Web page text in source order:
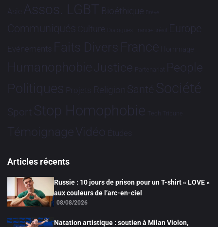
Asie Assos. LGBT Bioéthique Brève
Communiqués Culture Dialogues France-Brésil Europe
Evénements Faits Divers France Hommage
HumanophobieJustice Partenariat People
Politiques Projets Religion Santé Société
Sport Stop Homophobie Tech Tribune
TémoignageVidéo Études
Articles récents
Russie : 10 jours de prison pour un T-shirt « LOVE »
aux couleurs de l’arc-en-ciel
08/08/2026
Natation artistique : soutien à Milan Violon,